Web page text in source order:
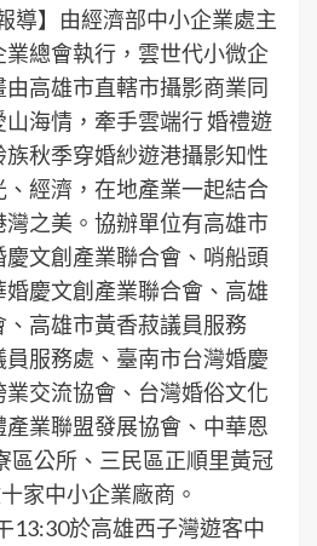
導】由經濟部中小企業處主
總會執行，雲世代小微企
高雄市直轄市攝影商業同
海情，牽手雲端行 婚禮遊
秋季穿婚紗遊港攝影知性
經濟，在地產業一起結合
之美。協辦單位有高雄市
文創產業聯合會、哨船頭
慶文創產業聯合會、高雄
高雄市黃香菽議員服務
服務處、臺南市台灣婚慶
交流協會、台灣婚俗文化
業聯盟發展協會、中華恩
區公所、三民區正順里黃冠
家中小企業廠商。
13:30於高雄西子灣遊客中